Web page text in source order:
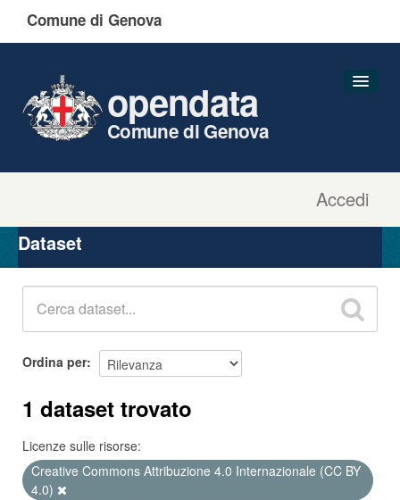
Comune di Genova
Accedi
opendata
Comune di Genova
Organizzazioni
Gruppi
Dataset
Ordina per
1 dataset trovato
Licenze sulle risorse:
Creative Commons Attribuzione 4.0 Internazionale (CC BY
4.0)